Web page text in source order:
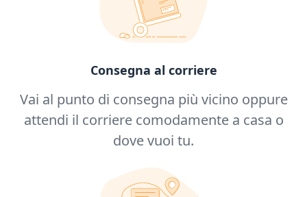
Consegna al corriere
Vai al punto di consegna più vicino oppure
attendi il corriere comodamente a casa o
dove vuoi tu.